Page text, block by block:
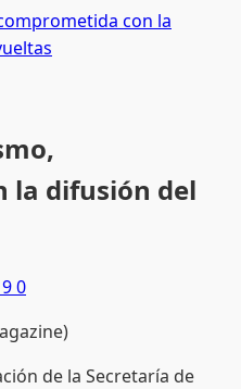
con la
la difusión del
0
de la Secretaría de